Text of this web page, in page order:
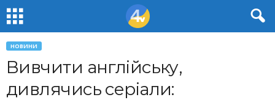
НОВИНИ
Вивчити англійську,
дивлячись серіали: